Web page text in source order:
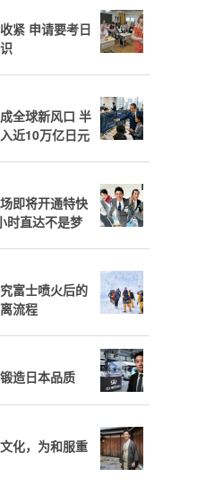
紧 申请要考日
全球新风口 半
近10万亿日元
即将开通特快
时直达不是梦
富士喷火后的
流程
造日本品质
化，为和服重